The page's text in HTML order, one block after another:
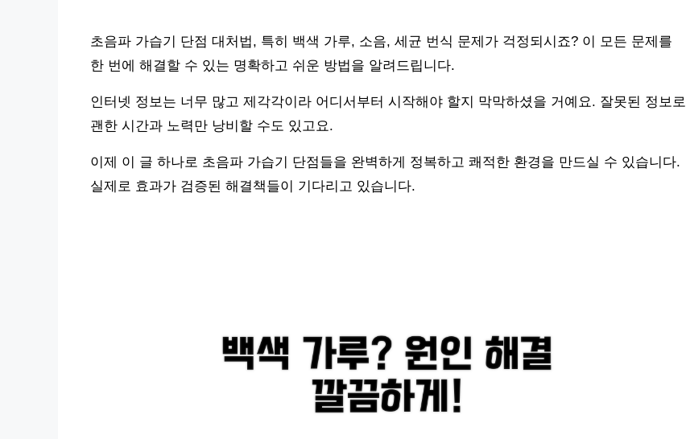
초음파 가습기 단점 대처법, 특히 백색 가루, 소음, 세균 번식 문제가 걱정되시죠? 이 모든 문제를
한 번에 해결할 수 있는 명확하고 쉬운 방법을 알려드립니다.
인터넷 정보는 너무 많고 제각각이라 어디서부터 시작해야 할지 막막하셨을 거예요. 잘못된 정보로
괜한 시간과 노력만 낭비할 수도 있고요.
이제 이 글 하나로 초음파 가습기 단점들을 완벽하게 정복하고 쾌적한 환경을 만드실 수 있습니다.
실제로 효과가 검증된 해결책들이 기다리고 있습니다.